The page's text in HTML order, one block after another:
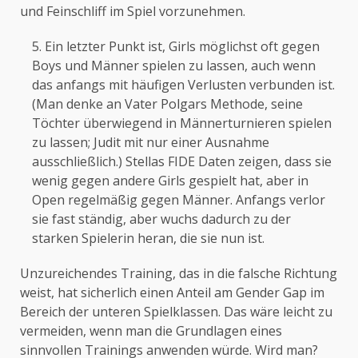
und Feinschliff im Spiel vorzunehmen.
Ein letzter Punkt ist, Girls möglichst oft gegen
Boys und Männer spielen zu lassen, auch wenn
das anfangs mit häufigen Verlusten verbunden ist.
(Man denke an Vater Polgars Methode, seine
Töchter überwiegend in Männerturnieren spielen
zu lassen; Judit mit nur einer Ausnahme
ausschließlich.) Stellas FIDE Daten zeigen, dass sie
wenig gegen andere Girls gespielt hat, aber in
Open regelmäßig gegen Männer. Anfangs verlor
sie fast ständig, aber wuchs dadurch zu der
starken Spielerin heran, die sie nun ist.
Unzureichendes Training, das in die falsche Richtung
weist, hat sicherlich einen Anteil am Gender Gap im
Bereich der unteren Spielklassen. Das wäre leicht zu
vermeiden, wenn man die Grundlagen eines
sinnvollen Trainings anwenden würde. Wird man?